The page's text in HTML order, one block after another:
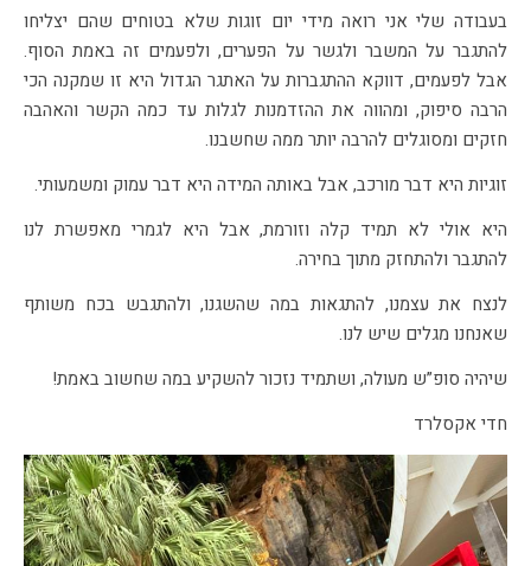
בעבודה שלי אני רואה מידי יום זוגות שלא בטוחים שהם יצליחו
להתגבר על המשבר ולגשר על הפערים, ולפעמים זה באמת הסוף.
אבל לפעמים, דווקא ההתגברות על האתגר הגדול היא זו שמקנה הכי
הרבה סיפוק, ומהווה את ההזדמנות לגלות עד כמה הקשר והאהבה
חזקים ומסוגלים להרבה יותר ממה שחשבנו.
זוגיות היא דבר מורכב, אבל באותה המידה היא דבר עמוק ומשמעותי.
היא אולי לא תמיד קלה וזורמת, אבל היא לגמרי מאפשרת לנו
להתגבר ולהתחזק מתוך בחירה.
לנצח את עצמנו, להתגאות במה שהשגנו, ולהתגבש בכח משותף
שאנחנו מגלים שיש לנו.
שיהיה סופ”ש מעולה, ושתמיד נזכור להשקיע במה שחשוב באמת!
חדי אקסלרד